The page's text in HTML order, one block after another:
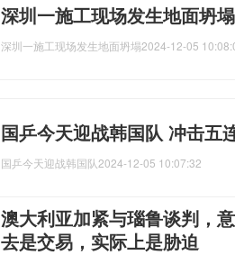
深圳一施工现场发生地面坍
深圳一施工现场发生地面坍塌2024-12-05
国乒今天迎战韩国队 冲击五
国乒今天迎战韩国队2024-12-05 10:07:32
澳大利亚加紧与瑙鲁谈判，
去是交易，实际上是胁迫